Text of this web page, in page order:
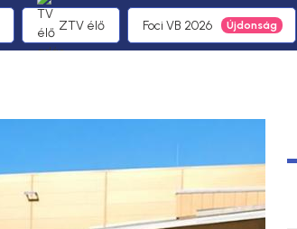
ZTV élő Foci VB 2026